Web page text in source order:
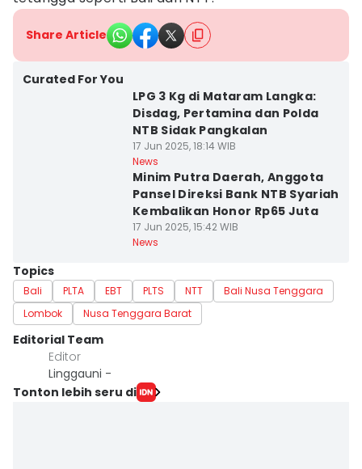
Share Article
Curated For You
LPG 3 Kg di Mataram Langka:
Disdag, Pertamina dan Polda
NTB Sidak Pangkalan
17 Jun 2025, 18:14 WIB
News
Minim Putra Daerah, Anggota
Pansel Direksi Bank NTB Syariah
Kembalikan Honor Rp65 Juta
17 Jun 2025, 15:42 WIB
News
Topics
Bali PLTA EBT PLTS NTT
Bali Nusa Tenggara
Lombok
Nusa Tenggara Barat
Editorial Team
Editor
Linggauni -
Tonton lebih seru di